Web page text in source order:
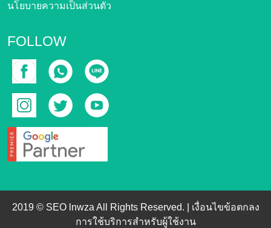
นโยบายความเป็นส่วนตัว
FOLLOW
2019 © SEO lnwza All Rights Reserved. | เงื่อนไขข้อตกลง
การใช้บริการสำหรับผู้ใช้งาน